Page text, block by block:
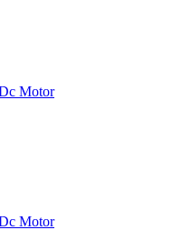
Motor
Motor